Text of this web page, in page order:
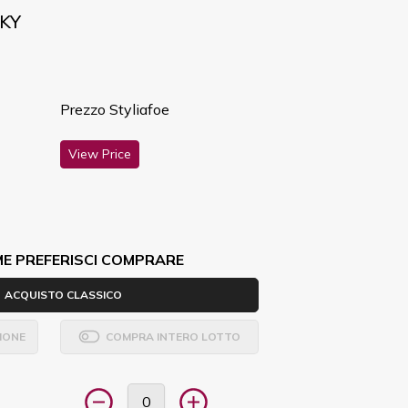
Prezzo Styliafoe
View Price
PREFERISCI COMPRARE
ACQUISTO CLASSICO
COMPRA INTERO LOTTO